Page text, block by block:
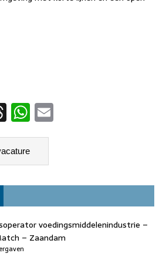
T
h
re
a
d
s
W
h
s
A
p
pvoedingsmiddelenindustrie –
– Zaandam